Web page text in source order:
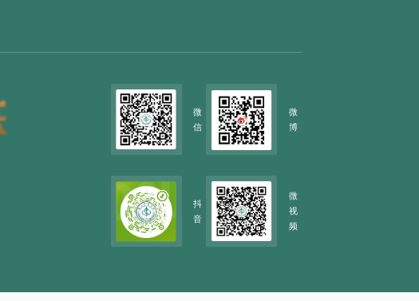
微
信
微
博
抖
音
微
视
频